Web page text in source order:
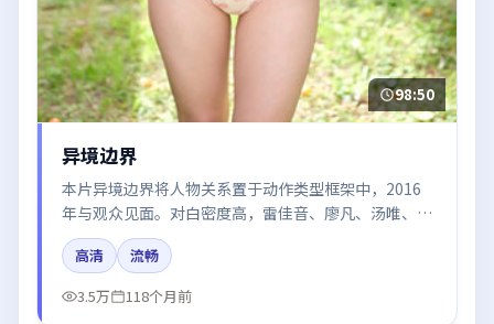
98:50
异境边界
本片异境边界将人物关系置于动作类型框架中，2016
年与观众见面。对白密度高，雷佳音、廖凡、汤唯、梁
朝伟、木村拓哉的台词节奏值得关注；整体气质偏美国
都市与冷色调摄影。
高清
流畅
3.5万
118个月前